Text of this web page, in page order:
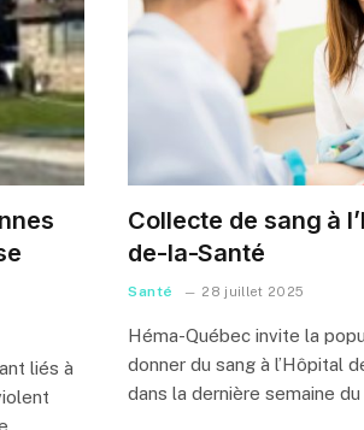
liés à
Collecte de sang à
de-la-Santé
Santé 28 juillet 2025
Héma-Québec invite la
donner du sang à l’Hôpital
dans la dernière semaine